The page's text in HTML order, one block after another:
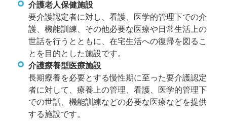
介護老人保健施設
要介護認定者に対し、看護、医学的管理下での介
護、機能訓練、その他必要な医療や日常生活上の
世話を行うとともに、在宅生活への復帰を図るこ
とを目的とした施設です。
介護療養型医療施設
長期療養を必要とする慢性期に至った要介護認定
者に対して、療養上の管理、看護、医学的管理下
での世話、機能訓練などの必要な医療などを提供
する施設です。